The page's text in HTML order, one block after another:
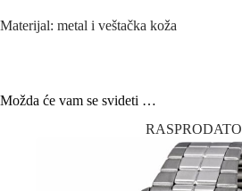
Materijal: metal i veštačka koža
Možda će vam se svideti …
RASPRODATO